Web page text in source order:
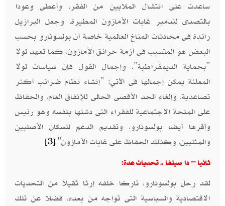
ساعدت على انتشال الملايين من الفقر، وأعطى وعودا
بالتصدى لتدمير غابات الأمازون المطيرة، وجعل البرازيل
رائدة فى محادثات المناخ العالمية خاصة أن بولسونارو بحسب
البعض هو المتسبب فى أزمة حرائق الأمازون، كما تعهد لولا
"بحماية الديمقراطية"، وإجمال القول فإن سياسات لولا
المعلنة يمكن إجمالها فى الآتي: "إنشاء نظام ضرائب أكثر
تصاعدية، وإلغاء الحد الأقصى الحالى للإنفاق العام، والحفاظ
على المنحة الاجتماعية للفقراء التى دشنها بنفسه وهو رئيس
وأقرها أيضا بولسونارو، وتقديم الدعم للسكان الأصليين
والمثليين، وكذلك الحفاظ على غابات الأمازون".[3]
ثانيا – دا سيلفا .. تحديات عدة:
لقد رحل بولسونارو، تاركا خلفه إرثا ثقيلا من التحديات
الاقتصادية والسياسية التى تواجه من بعده، فضلا عن تلك